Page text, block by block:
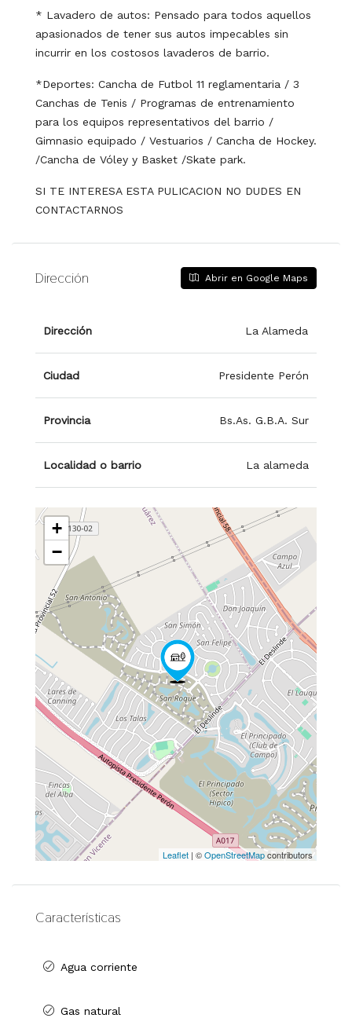
* Lavadero de autos: Pensado para todos aquellos
apasionados de tener sus autos impecables sin
incurrir en los costosos lavaderos de barrio.
*Deportes: Cancha de Futbol 11 reglamentaria / 3
Canchas de Tenis / Programas de entrenamiento
para los equipos representativos del barrio /
Gimnasio equipado / Vestuarios / Cancha de Hockey.
/Cancha de Vóley y Basket /Skate park.
SI TE INTERESA ESTA PULICACION NO DUDES EN
CONTACTARNOS
Dirección Abrir en Google Maps
Dirección La Alameda
Ciudad Presidente Perón
Provincia Bs.As. G.B.A. Sur
Localidad o barrio La alameda
+
−
Leaflet | ©OpenStreetMapcontributors
Características
Agua corriente
Gas natural